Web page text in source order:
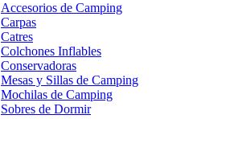
Accesorios de Camping
Carpas
Catres
Colchones Inflables
Conservadoras
Mesas y Sillas de Camping
Mochilas de Camping
Sobres de Dormir